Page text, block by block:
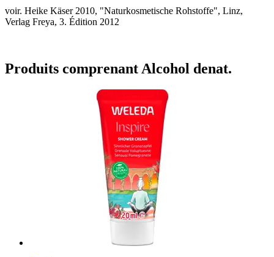
voir. Heike Käser 2010, "Naturkosmetische Rohstoffe", Linz,
Verlag Freya, 3. Édition 2012
Produits comprenant Alcohol denat.